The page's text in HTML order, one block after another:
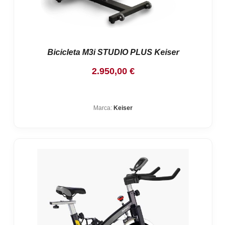
Bicicleta M3i STUDIO PLUS Keiser
2.950,00 €
Marca: Keiser